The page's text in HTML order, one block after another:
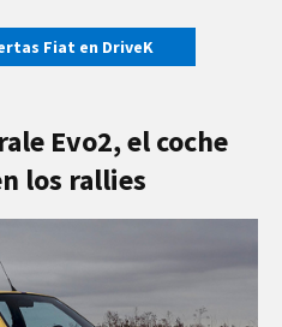
Fiat en DriveK
Evo2, el coche
los rallies